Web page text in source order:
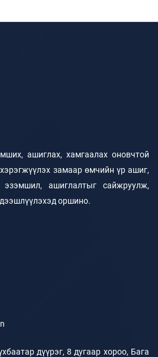
ашиглах, хамгаалах оновчтой
замаар өмчийн үр ашиг,
эзэмшил, ашиглалтыг сайжруулж,
оршино.
дүүрэг, 8 дугаар хороо, Бага